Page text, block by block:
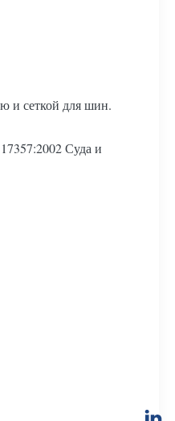
и сеткой для шин.
Суда и